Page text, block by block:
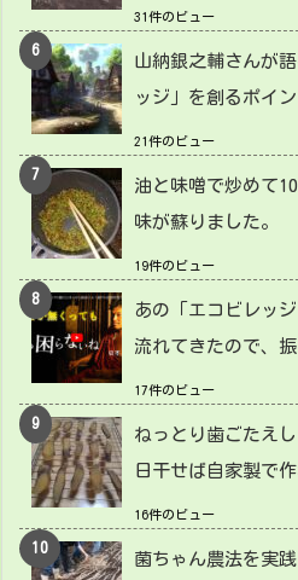
31件のビュー
山納銀之輔さんが
ッジ」を創るポイ
21件のビュー
油と味噌で炒めて
味が蘇りました。
19件のビュー
あの「エコビレッ
流れてきたので、
17件のビュー
ねっとり歯ごたえ
日干せば自家製で作
16件のビュー
菌ちゃん農法を実